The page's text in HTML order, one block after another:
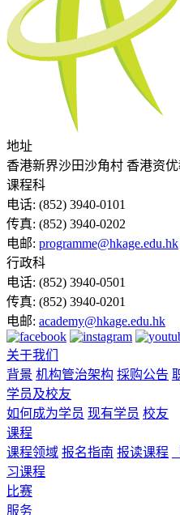
地址
香港新界沙田沙角村 香港资
课程科
电话: (852) 3940-0101
传真: (852) 3940-0202
电邮: programme@hkage.edu.hk
行政科
电话: (852) 3940-0501
传真: (852) 3940-0201
电邮: academy@hkage.edu.hk
关于我们
背景 机构管治架构 採购公告
学员及校友
如何成为学员 现有学员 校友
课程
课程领域 报名指南 报读课程
习课程
比赛
服务